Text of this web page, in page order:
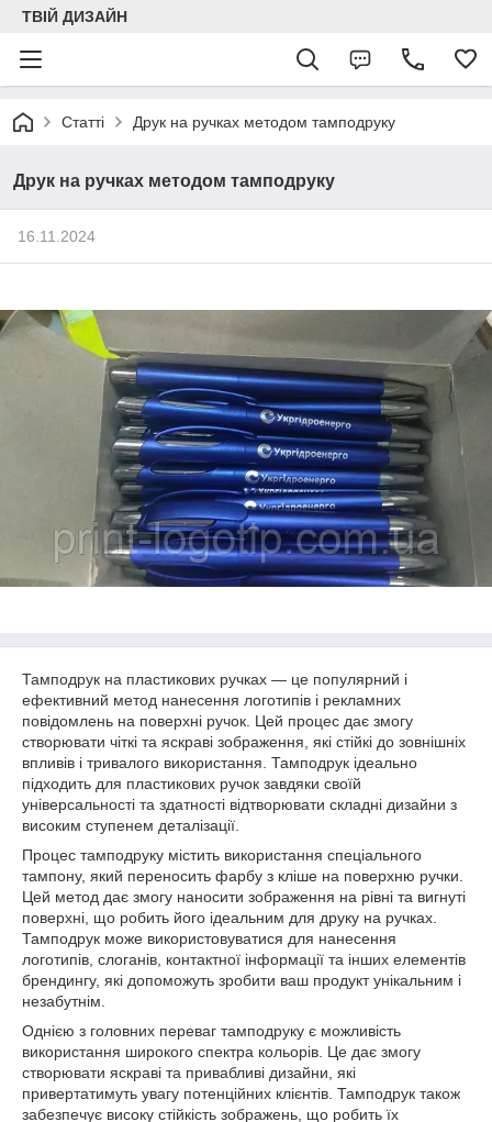
ТВІЙ ДИЗАЙН
Статті Друк на ручках методом тамподруку
Друк на ручках методом тамподруку
16.11.2024
Тамподрук на пластикових ручках — це популярний і
ефективний метод нанесення логотипів і рекламних
повідомлень на поверхні ручок. Цей процес дає змогу
створювати чіткі та яскраві зображення, які стійкі до зовнішніх
впливів і тривалого використання. Тамподрук ідеально
підходить для пластикових ручок завдяки своїй
універсальності та здатності відтворювати складні дизайни з
високим ступенем деталізації.
Процес тамподруку містить використання спеціального
тампону, який переносить фарбу з кліше на поверхню ручки.
Цей метод дає змогу наносити зображення на рівні та вигнуті
поверхні, що робить його ідеальним для друку на ручках.
Тамподрук може використовуватися для нанесення
логотипів, слоганів, контактної інформації та інших елементів
брендингу, які допоможуть зробити ваш продукт унікальним і
незабутнім.
Однією з головних переваг тамподруку є можливість
використання широкого спектра кольорів. Це дає змогу
створювати яскраві та привабливі дизайни, які
привертатимуть увагу потенційних клієнтів. Тамподрук також
забезпечує високу стійкість зображень, що робить їх